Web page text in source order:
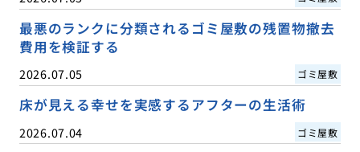
最悪のランクに分類されるゴミ屋敷の残置物撤去
費用を検証する
2026.07.05 ゴミ屋敷
床が見える幸せを実感するアフターの生活術
2026.07.04 ゴミ屋敷